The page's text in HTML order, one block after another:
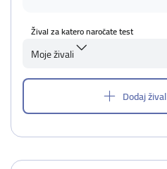
Žival za katero naročate test
Moje živali
Dodaj žival